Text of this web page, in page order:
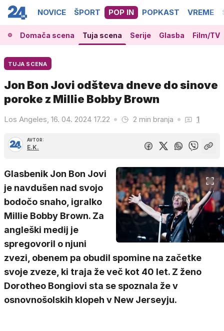
NOVICE ŠPORT POP IN POPKAST VREME
Domača scena Tuja scena Serije Glasba Film/TV
TUJA SCENA
Jon Bon Jovi odšteva dneve do sinove
poroke z Millie Bobby Brown
Los Angeles, 16. 04. 2024 17.22 2 min branja 1
AVTOR:
E.K.
Glasbenik Jon Bon Jovi
je navdušen nad svojo
bodočo snaho, igralko
Millie Bobby Brown. Za
angleški medij je
spregovoril o njuni
zvezi, obenem pa obudil spomine na začetke
svoje zveze, ki traja že več kot 40 let. Z ženo
Dorotheo Bongiovi sta se spoznala že v
osnovnošolskih klopeh v New Jerseyju.